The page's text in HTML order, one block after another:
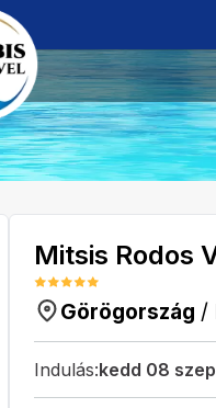
Mitsis Rodos
Görögország /
Indulás:kedd 08